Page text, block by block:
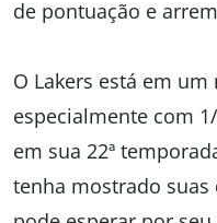
de pontuação e
O Lakers está em um
especialmente com
em sua 22ª
tenha mostrado suas